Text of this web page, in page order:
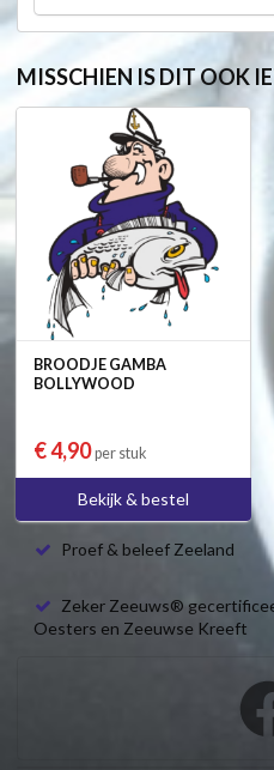
MISSCHIEN IS DIT OOK
BROODJE GAMBA
BOLLYWOOD
€ 4,90per stuk
Bekijk & bestel
Proef & beleef Zeeland
Zeker Zeeuws®
Oesters en Zeeuwse Kreeft